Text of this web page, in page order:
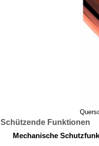
Schützende Funktionen
Mechanische